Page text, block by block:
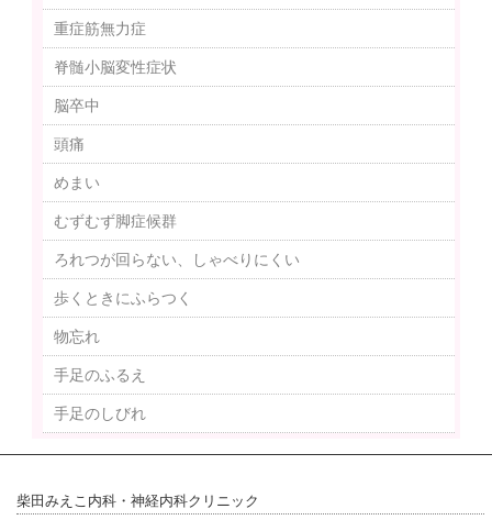
重症筋無力症
脊髄小脳変性症状
脳卒中
頭痛
めまい
むずむず脚症候群
ろれつが回らない、しゃべりにくい
歩くときにふらつく
物忘れ
手足のふるえ
手足のしびれ
柴田みえこ内科・神経内科クリニック